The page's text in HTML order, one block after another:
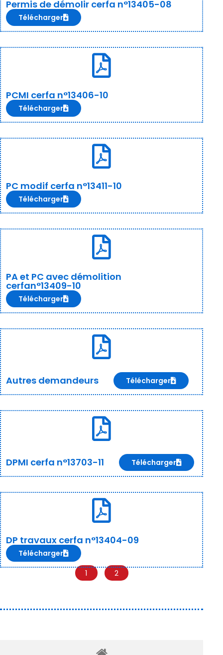
Permis de démolir cerfa n°13405-08
Télécharger
PCMI cerfa n°13406-10
Télécharger
PC modif cerfa n°13411-10
Télécharger
PA et PC avec démolition
cerfan°13409-10
Télécharger
Autres demandeurs Télécharger
DPMI cerfa n°13703-11 Télécharger
DP travaux cerfa n°13404-09
Télécharger
1 2